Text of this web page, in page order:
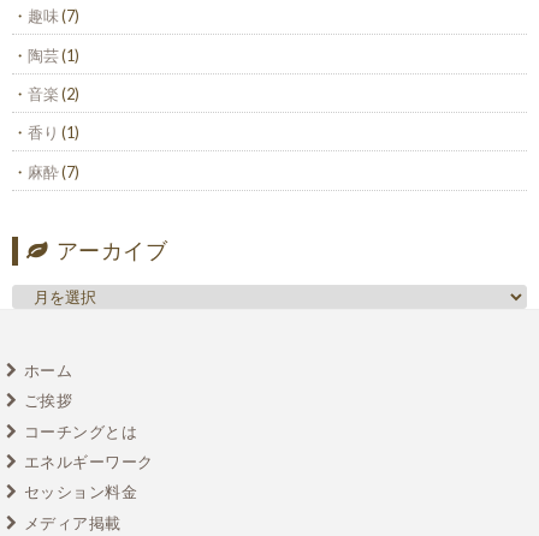
趣味(7)
陶芸(1)
音楽(2)
香り (1)
麻酔(7)
アーカイブ
ホーム
ご挨拶
コーチングとは
エネルギーワーク
セッション料金
メディア掲載